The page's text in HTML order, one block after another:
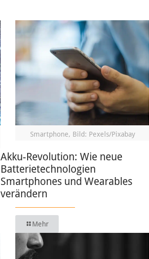
Smartphone, Bild: Pexels/Pixabay
Akku-Revolution: Wie neue
Batterietechnologien
Smartphones und Wearables
verändern
Mehr